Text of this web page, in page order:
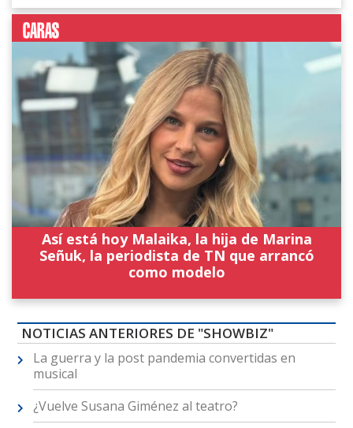
Así está hoy Malaika, la hija de Marina
Señuk, la periodista de TN que arrancó
como modelo
NOTICIAS ANTERIORES DE "SHOWBIZ"
La guerra y la post pandemia convertidas en
musical
¿Vuelve Susana Giménez al teatro?